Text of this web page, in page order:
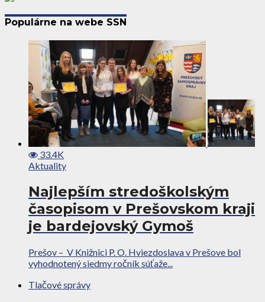
Populárne na webe SSN
33.4K
Aktuality
Najlepším stredoškolským
časopisom v Prešovskom kraji
je bardejovský Gymoš
Prešov – V Knižnici P. O. Hviezdoslava v Prešove bol
vyhodnotený siedmy ročník súťaže...
Tlačové správy